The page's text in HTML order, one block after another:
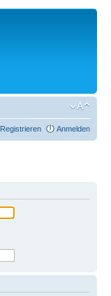
Registrieren Anmelden